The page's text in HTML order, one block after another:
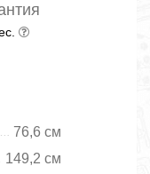
76,6 см
149,2 см